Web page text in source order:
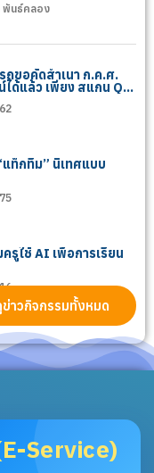
พันธ์คลอง
ถขอคัดสำเนา ก.ค.ศ.
ด้แล้ว เพียง สแกน QR
แท็กทีม” นิเทศแบบ
รูใช้ AI เพื่อการเรียน
ข่าวกิจกรรมทั้งหมด
Service)